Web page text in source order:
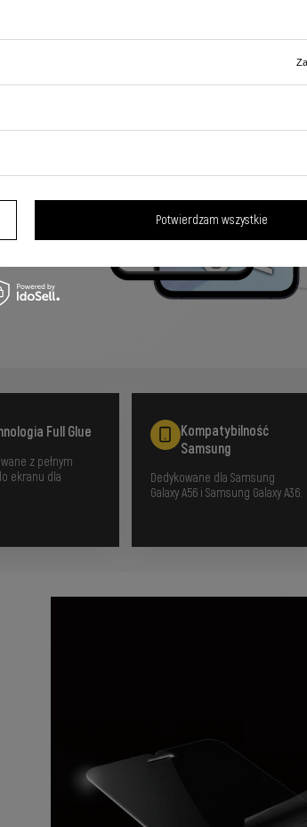
Full Glue
z pełnym
ekranu dla
Kompatybilność
Samsung
Dedykowane dla Samsung
Galaxy A56 i Samsung Galaxy A36.
Potwierdzam wszystkie